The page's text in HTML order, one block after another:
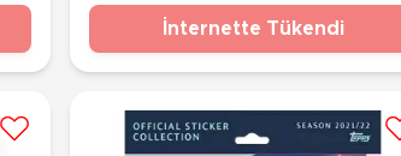
İnternette Tükendi